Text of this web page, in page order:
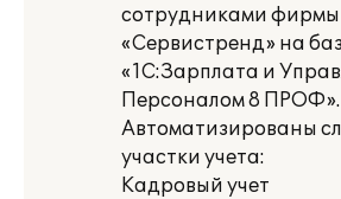
сотрудниками фирмы
«Сервистренд» на
«1С:Зарплата и
Персоналом 8 ПРОФ».
Автоматизированы
участки учета:
Кадровый учет